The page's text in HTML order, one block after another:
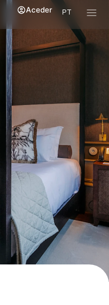
PT
Aceder